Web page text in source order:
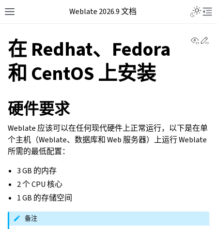
Weblate 2026.9 文档
在 Redhat、Fedora
和 CentOS 上安装
硬件要求
Weblate 应该可以在任何现代硬件上正常运行，以下是在单
个主机（Weblate、数据库和 Web 服务器）上运行 Weblate
所需的最低配置：
3 GB 的内存
2 个 CPU 核心
1 GB 的存储空间
备注